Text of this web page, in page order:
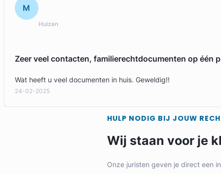
M
Huizen
Zeer veel contacten, familierechtdocumenten op één
Wat heeft u veel documenten in huis. Geweldig!!
24-02-2025
HULP NODIG BIJ JOUW
Wij staan voor je
Onze juristen geven je direct een